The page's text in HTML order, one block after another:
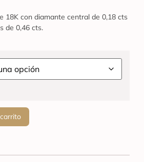
18K con diamante central de 0,18 cts
de 0,46 cts.